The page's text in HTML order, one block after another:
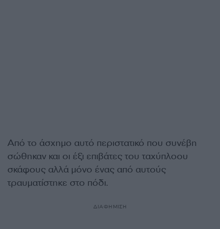
Από το άσχημο αυτό περιστατικό που συνέβη
σώθηκαν και οι έξι επιβάτες του ταχύπλοου
σκάφους αλλά μόνο ένας από αυτούς
τραυματίστηκε στο πόδι.
ΔΙΑΦΗΜΙΣΗ